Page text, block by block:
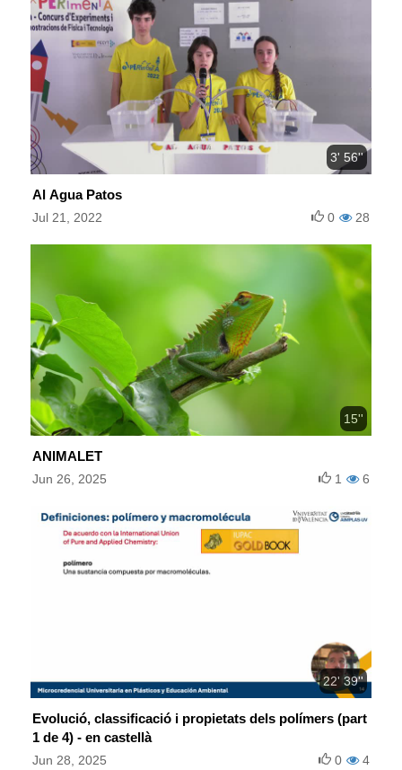
3' 56''
Al Agua Patos
Jul 21, 2022 28
0
15''
ANIMALET
Jun 26, 2025 6
1
22' 39''
Evolució, classificació i propietats dels polímers (part
1 de 4) - en castellà
Jun 28, 2025 4
0